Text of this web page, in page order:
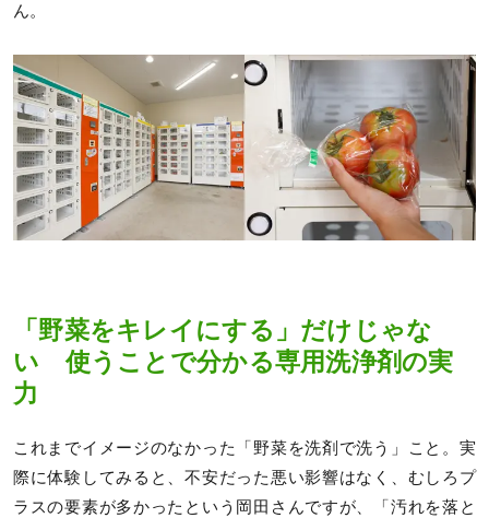
ん。
「野菜をキレイにする」だけじゃな
い 使うことで分かる専用洗浄剤の実
力
これまでイメージのなかった「野菜を洗剤で洗う」こと。実
際に体験してみると、不安だった悪い影響はなく、むしろプ
ラスの要素が多かったという岡田さんですが、「汚れを落と